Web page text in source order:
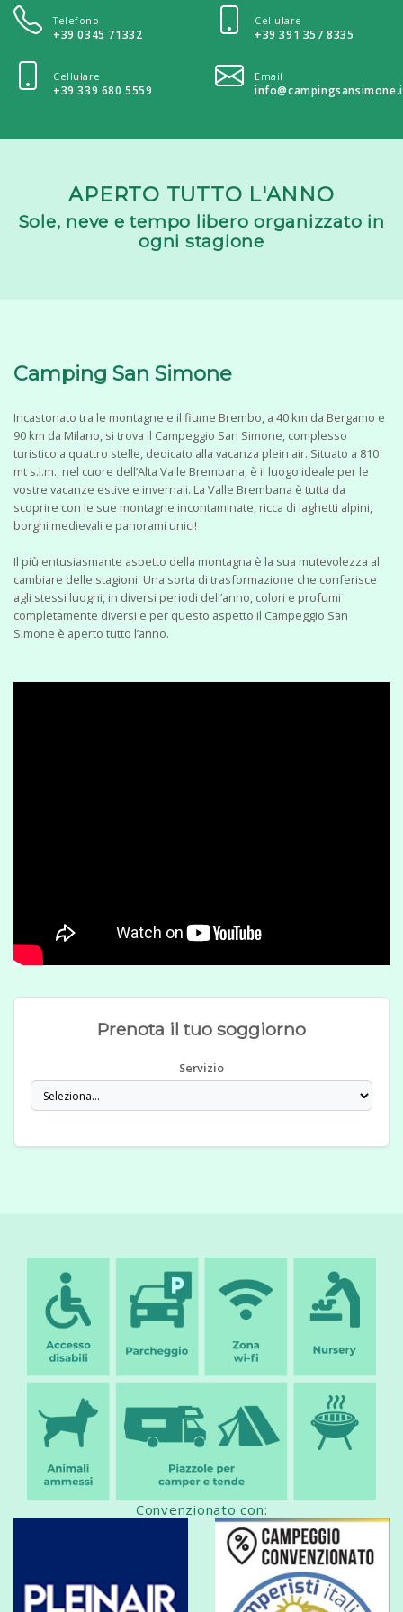
Telefono
+39 0345 71332
Cellulare
+39 391 357 8335
Cellulare
+39 339 680 5559
Email
APERTO TUTTO L'ANNO
Sole, neve e tempo libero organizzato in
ogni stagione
Camping San Simone
Incastonato tra le montagne e il fiume Brembo, a 40 km da Bergamo e
90 km da Milano, si trova il Campeggio San Simone, complesso
turistico a quattro stelle, dedicato alla vacanza plein air. Situato a 810
mt s.l.m., nel cuore dell’Alta Valle Brembana, è il luogo ideale per le
vostre vacanze estive e invernali. La Valle Brembana è tutta da
scoprire con le sue montagne incontaminate, ricca di laghetti alpini,
borghi medievali e panorami unici!
Il più entusiasmante aspetto della montagna è la sua mutevolezza al
cambiare delle stagioni. Una sorta di trasformazione che conferisce
agli stessi luoghi, in diversi periodi dell’anno, colori e profumi
completamente diversi e per questo aspetto il Campeggio San
Simone è aperto tutto l’anno.
Prenota il tuo soggiorno
Servizio
Convenzionato con: